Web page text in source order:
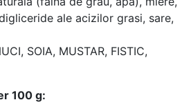
ale acizilor grasi, sare,
SOIA, MUSTAR, FISTIC,
100 g: